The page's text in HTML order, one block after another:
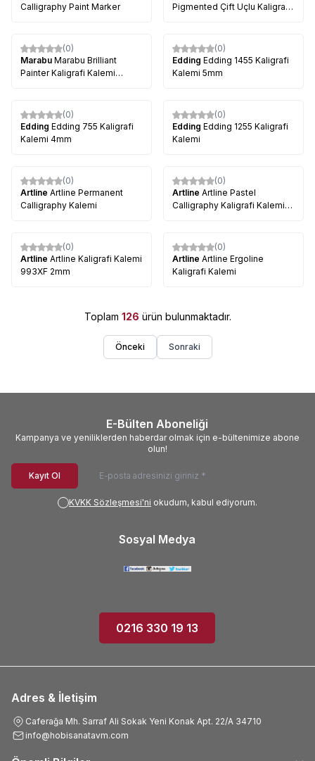
Calligraphy Paint Marker
Pigmented Çift Uçlu Kaligrafi
(0)
Marabu Marabu Brilliant
Painter Kaligrafi Kalemi
(0)
Edding Edding 1455 Kaligrafi
Kalemi 5mm
(0)
Edding Edding 755 Kaligrafi
Kalemi 4mm
(0)
Edding Edding 1255 Kaligrafi
Kalemi
(0)
Artline Artline Permanent
Calligraphy Kalemi
(0)
Artline Artline Pastel
Calligraphy Kaligrafi Kalemi
%20
(0)
Artline Artline Kaligrafi Kalemi
993XF 2mm
%27
(0)
Artline Artline Ergoline
Kaligrafi Kalemi
Toplam 126 ürün bulunmaktadır.
Önceki Sonraki
E-Bülten Aboneliği
Kampanya ve yeniliklerden haberdar olmak için e-bültenimize abone
olun!
Kayıt Ol
KVKK Sözleşmesi'ni okudum, kabul ediyorum.
Sosyal Medya
0216 330 19 13
Adres & İletişim
Caferağa Mh. Sarraf Ali Sokak Yeni Konak Apt. 22/A 34710
info@hobisanatavm.com